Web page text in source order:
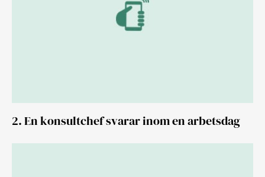
2. En konsultchef svarar inom en arbetsdag